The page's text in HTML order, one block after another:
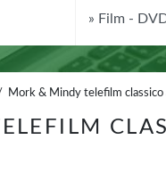
Mork & Mindy telefilm classico